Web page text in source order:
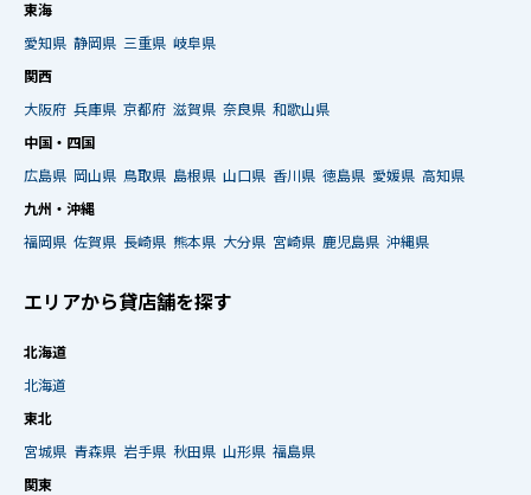
東海
愛知県 静岡県 三重県 岐阜県
関西
大阪府 兵庫県 京都府 滋賀県 奈良県 和歌山県
中国・四国
広島県 岡山県 鳥取県 島根県 山口県 香川県 徳島県 愛媛県 高知県
九州・沖縄
福岡県 佐賀県 長崎県 熊本県 大分県 宮崎県 鹿児島県 沖縄県
エリアから貸店舗を探す
北海道
北海道
東北
宮城県 青森県 岩手県 秋田県 山形県 福島県
関東